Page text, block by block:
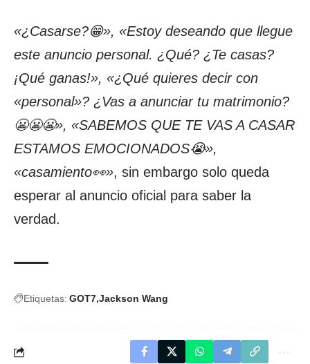
«¿Casarse?😁», «Estoy deseando que llegue
este anuncio personal. ¿Qué? ¿Te casas?
¡Qué ganas!», «¿Qué quieres decir con
«personal»? ¿Vas a anunciar tu matrimonio?
😬😬😬», «SABEMOS QUE TE VAS A CASAR
ESTAMOS EMOCIONADOS😭»,
«casamiento👀», sin embargo solo queda
esperar al anuncio oficial para saber la
verdad.
Etiquetas: GOT7 Jackson Wang